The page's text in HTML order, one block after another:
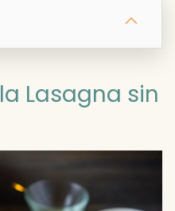
Lasagna sin